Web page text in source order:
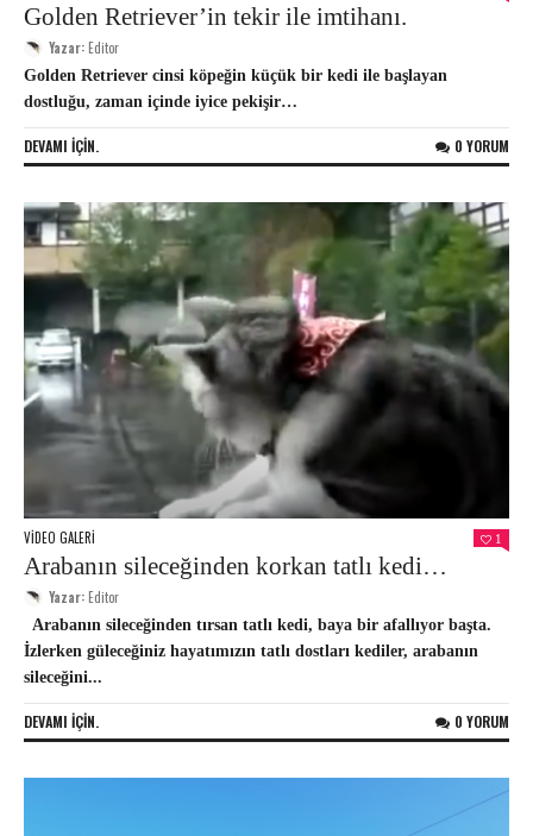
Golden Retriever’in tekir ile imtihanı.
Yazar:Editor
Golden Retriever cinsi köpeğin küçük bir kedi ile başlayan
dostluğu, zaman içinde iyice pekişir…
DEVAMI IÇIN. 0 YORUM
VIDEO GALERI 1
Arabanın sileceğinden korkan tatlı kedi…
Yazar:Editor
Arabanın sileceğinden tırsan tatlı kedi, baya bir afallıyor başta.
İzlerken güleceğiniz hayatımızın tatlı dostları kediler, arabanın
sileceğini...
DEVAMI IÇIN. 0 YORUM